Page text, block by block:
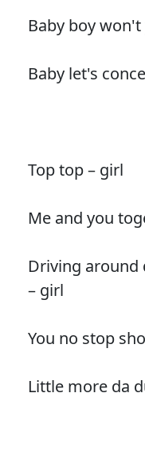
Baby boy
Baby let's
Top top – girl
Me and you
Driving
– girl
You no stop
Little more da